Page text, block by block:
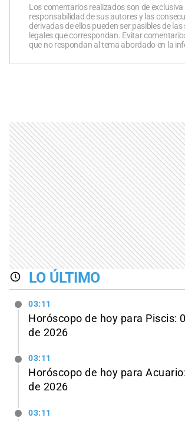
Los comentarios realizados son de exclusiva
responsabilidad de sus autores y las
derivadas de ellos pueden ser pasibles de
legales que correspondan. Evitar
que no respondan al tema abordado en la
LO ÚLTIMO
03:11
Horóscopo de hoy para Piscis:
de 2026
03:11
Horóscopo de hoy para
de 2026
03:11